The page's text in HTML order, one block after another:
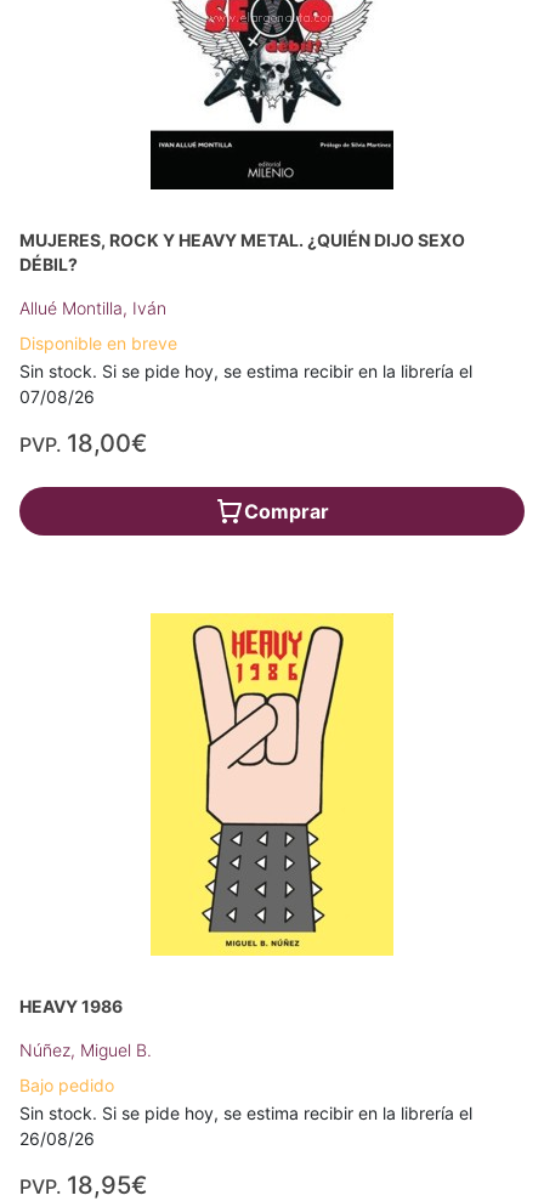
MUJERES, ROCK Y HEAVY METAL. ¿QUIÉN DIJO SEXO
DÉBIL?
Allué Montilla, Iván
Disponible en breve
Sin stock. Si se pide hoy, se estima recibir en la librería el
07/08/26
PVP. 18,00€
Comprar
HEAVY 1986
Núñez, Miguel B.
Bajo pedido
Sin stock. Si se pide hoy, se estima recibir en la librería el
26/08/26
PVP. 18,95€